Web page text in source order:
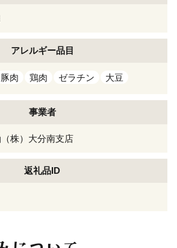
アレルギー品目
豚肉 鶏肉 ゼラチン 大豆
事業者
株）大分南支店
返礼品ID